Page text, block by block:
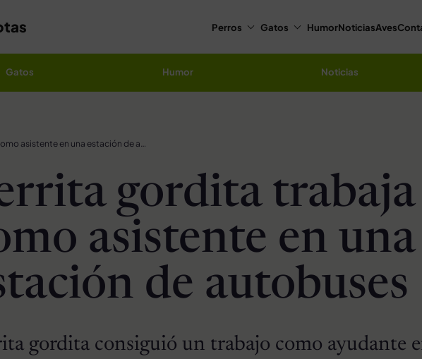
Perros Gatos HumorNoticiasAves
Gatos Humor Noticias
Perrita gordita trabaja como asistente en una estación de autobuses
gordita trabaja
asistente en una
de autobuses
gordita consiguió un trabajo como ayudante